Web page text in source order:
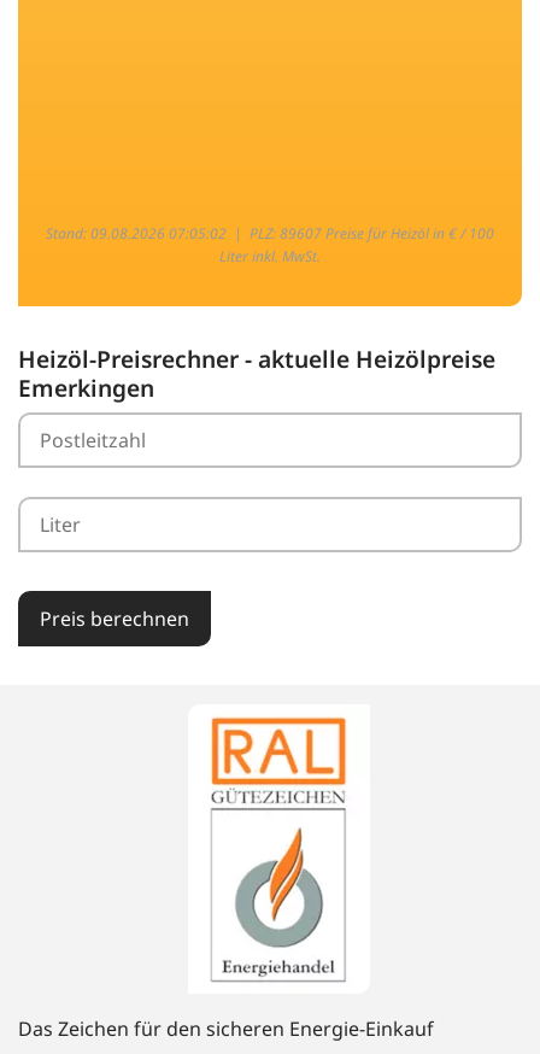
Stand: 09.08.2026 07:05:02 | PLZ: 89607 Preise für Heizöl in € / 100
Liter inkl. MwSt.
Heizöl-Preisrechner - aktuelle Heizölpreise
Emerkingen
Preis berechnen
Das Zeichen für den sicheren Energie-Einkauf